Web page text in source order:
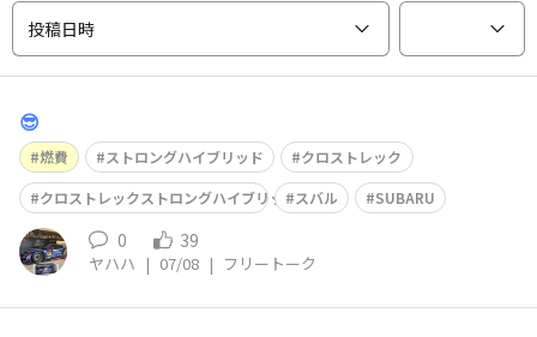
投稿日時
😎
燃費 ストロングハイブリッド
クロストレック
クロストレックストロングハイブリッドスバル SUBARU
0 39
ヤハハ | 07/08 | フリートーク